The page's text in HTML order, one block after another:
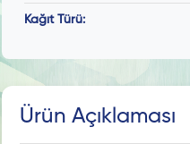
Kağıt Türü:
Ürün Açıklaması